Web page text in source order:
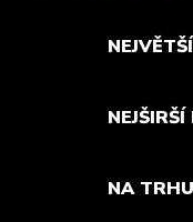
NA